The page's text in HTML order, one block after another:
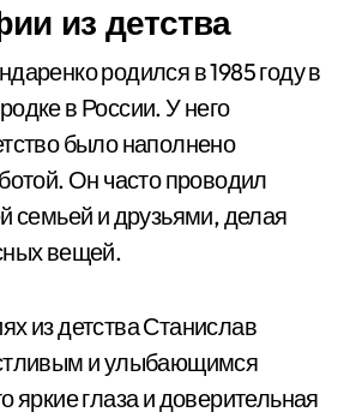
из детства
родился в 1985 году в
в России. У него
было наполнено
Он часто проводил
семьей и друзьями, делая
вещей.
из детства Станислав
и улыбающимся
яркие глаза и доверительная